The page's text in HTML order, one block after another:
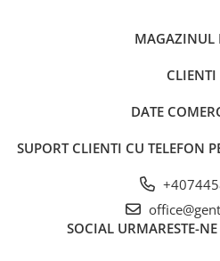
MAGAZINUL
CLIENTI
DATE
SUPORT CLIENTI CU TELEFON
SOCIAL URMARESTE-